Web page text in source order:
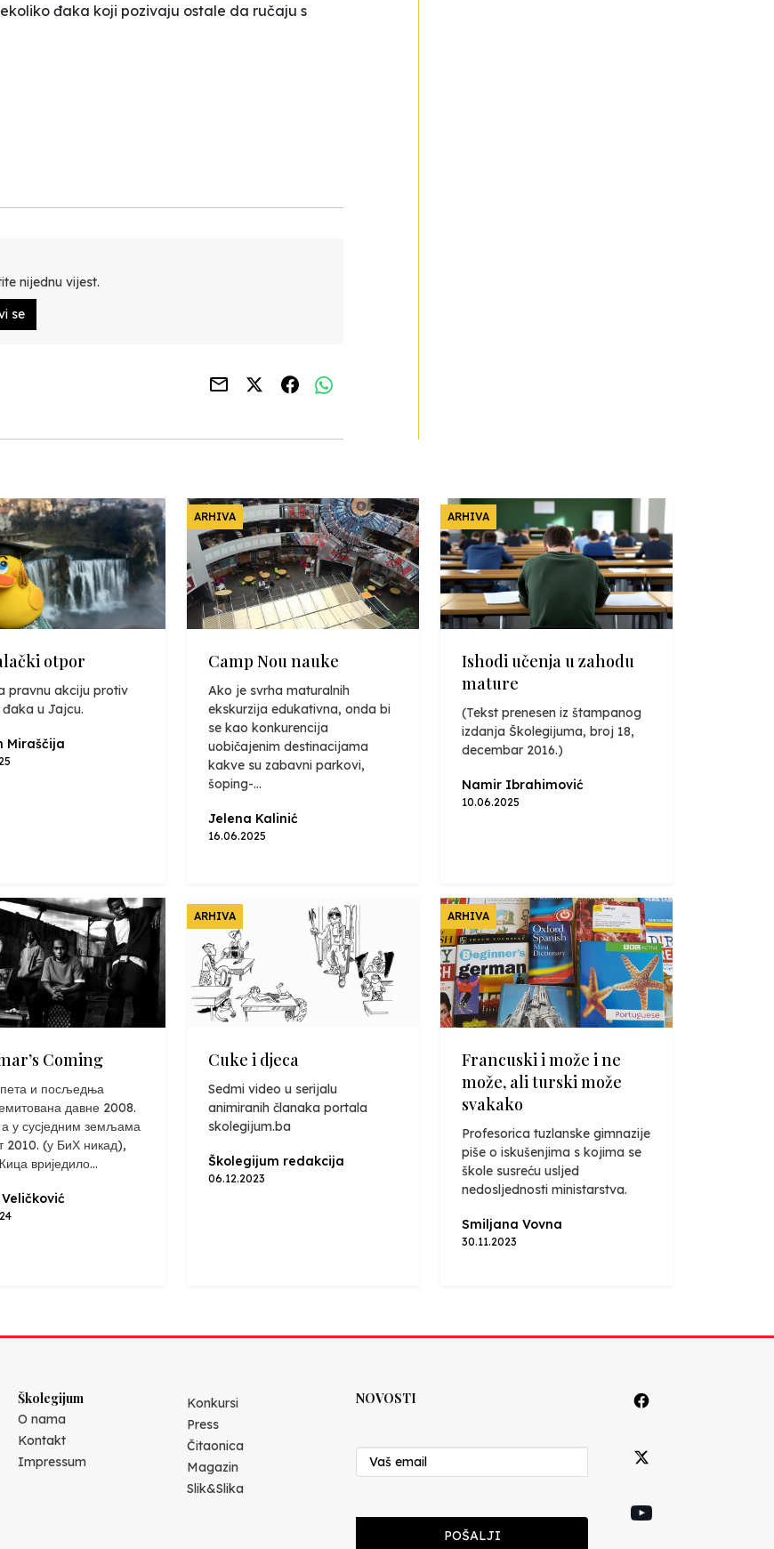
đaka koji pozivaju ostale da ručaju s
nijednu vijest.
se
otpor
pravnu akciju protiv
u Jajcu.
Miraščija
ARHIVA
Camp Nou nauke
Ako je svrha maturalnih
ekskurzija edukativna, onda bi
se kao konkurencija
uobičajenim destinacijama
kakve su zabavni parkovi,
šoping-...
Jelena Kalinić
16.06.2025
ARHIVA
Ishodi učenja u zahodu
mature
(Tekst prenesen iz štampanog
izdanja Školegijuma, broj 18,
decembar 2016.)
Namir Ibrahimović
10.06.2025
Coming
пета и посљедња
давне 2008.
а у сусједним земљама
2010. (у БиХ никад),
вриједило...
ARHIVA
Cuke i djeca
Sedmi video u serijalu
animiranih članaka portala
skolegijum.ba
Školegijum redakcija
06.12.2023
ARHIVA
Francuski i može i ne
može, ali turski može
svakako
Profesorica tuzlanske gimnazije
piše o iskušenjima s kojima se
škole susreću usljed
nedosljednosti ministarstva.
Smiljana Vovna
30.11.2023
Školegijum
O nama
Kontakt
Impressum
Konkursi
Press
Čitaonica
Magazin
Slik&Slika
NOVOSTI
POŠALJI